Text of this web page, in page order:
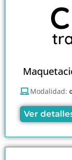
Modalidad:
Ver